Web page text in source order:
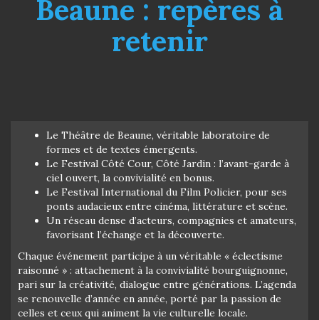
Beaune : repères à
retenir
Le Théâtre de Beaune, véritable laboratoire de
formes et de textes émergents.
Le Festival Côté Cour, Côté Jardin : l’avant-garde à
ciel ouvert, la convivialité en bonus.
Le Festival International du Film Policier, pour ses
ponts audacieux entre cinéma, littérature et scène.
Un réseau dense d’acteurs, compagnies et amateurs,
favorisant l’échange et la découverte.
Chaque événement participe à un véritable « éclectisme
raisonné » : attachement à la convivialité bourguignonne,
pari sur la créativité, dialogue entre générations. L’agenda
se renouvelle d’année en année, porté par la passion de
celles et ceux qui animent la vie culturelle locale.